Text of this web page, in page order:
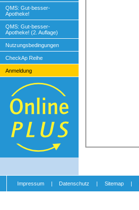
QMS: Gut-besser-
Apotheke!
QMS: Gut-besser-
Apotheke! (2. Auflage)
Nutzungsbedingungen
CheckAp Reihe
Anmeldung
Impressum | Datenschutz | Sitemap |